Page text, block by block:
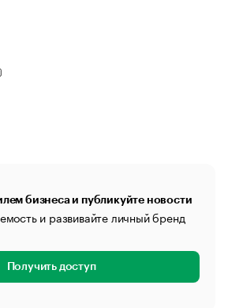
бизнеса и публикуйте новости
и развивайте личный бренд
Получить доступ